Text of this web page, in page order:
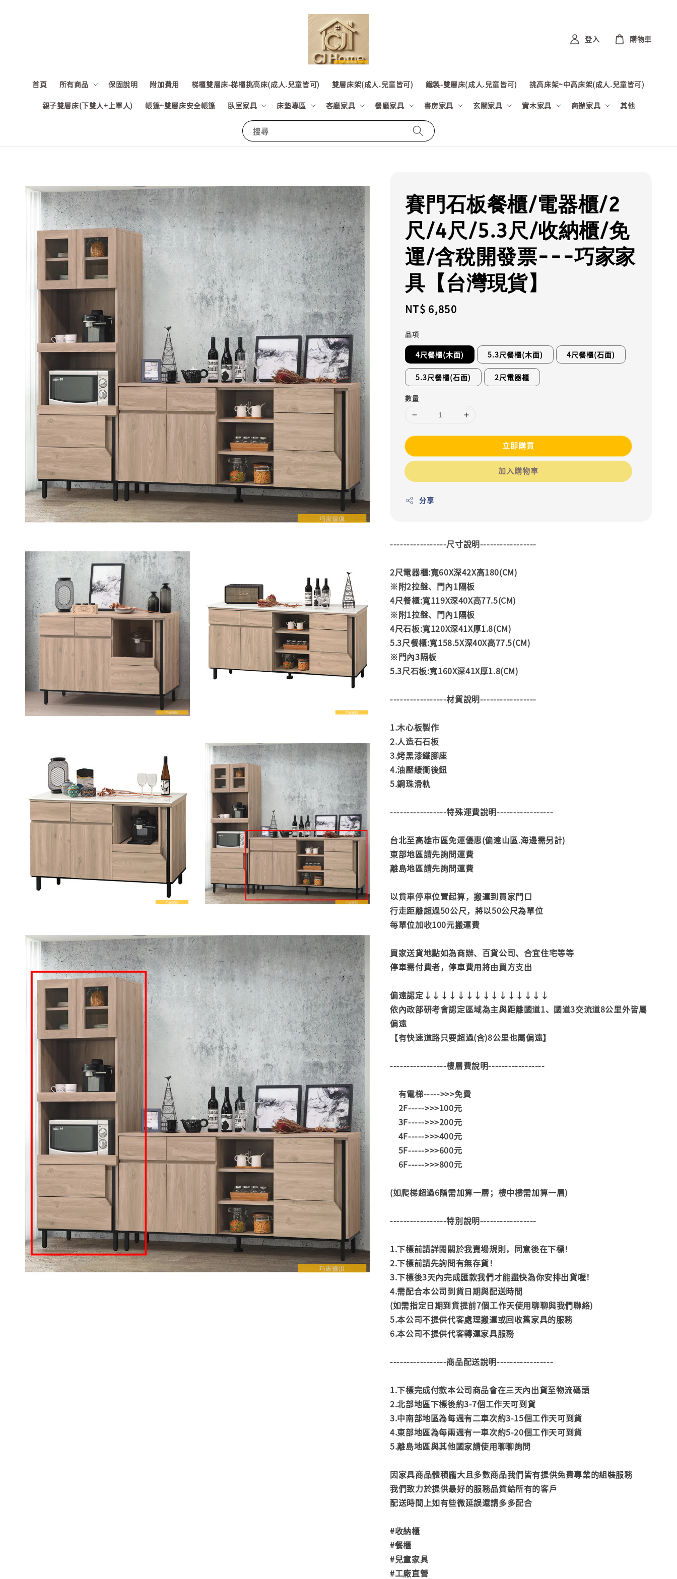
搜尋
首頁 所有商品 保固說明 附加費用 梯櫃雙層床-梯櫃挑高床(成人.兒童皆可) 雙層床架(成人.兒童皆可) 鐵製-雙層床(成人.兒童皆可) 挑高床架~中高床架(成人.兒童皆可)
親子雙層床(下雙人+上單人) 帳篷~雙層床安全帳篷 臥室家具 床墊專區 客廳家具 餐廳家具 書房家具 玄關家具 實木家具 商辦家具 其他
登入 購物車
賽門石板餐櫃/電器櫃/2
尺/4尺/5.3尺/收納櫃/免
運/含稅開發票---巧家家
具【台灣現貨】
Regular
NT$ 6,850
品項
4尺餐櫃(木面) 5.3尺餐櫃(木面) 4尺餐櫃(石面)
5.3尺餐櫃(石面) 2尺電器櫃
數量
立即購買
加入購物車
分享
-----------------尺寸說明-----------------
2尺電器櫃:寬60X深42X高180(CM)
※附2拉盤、門內1隔板
4尺餐櫃:寬119X深40X高77.5(CM)
※附1拉盤、門內1隔板
4尺石板:寬120X深41X厚1.8(CM)
5.3尺餐櫃:寬158.5X深40X高77.5(CM)
※門內3隔板
5.3尺石板:寬160X深41X厚1.8(CM)
-----------------材質說明-----------------
1.木心板製作
2.人造石石板
3.烤黑漆鐵腳座
4.油壓緩衝後鈕
5.鋼珠滑軌
-----------------特殊運費說明-----------------
台北至高雄市區免運優惠(偏遠山區.海邊需另計)
東部地區請先詢問運費
離島地區請先詢問運費
以貨車停車位置起算，搬運到買家門口
行走距離超過50公尺，將以50公尺為單位
每單位加收100元搬運費
買家送貨地點如為商辦、百貨公司、合宜住宅等等
停車需付費者，停車費用將由買方支出
偏遠認定↓↓↓↓↓↓↓↓↓↓↓↓↓↓↓
依內政部研考會認定區域為主與距離國道1、國道3交流道8公里外皆屬
偏遠
【有快速道路只要超過(含)8公里也屬偏遠】
-----------------樓層費說明-----------------
有電梯----->>>免費
2F----->>>100元
3F----->>>200元
4F----->>>400元
5F----->>>600元
6F----->>>800元
(如爬梯超過6階需加算一層；樓中樓需加算一層)
-----------------特別說明-----------------
1.下標前請詳閱關於我賣場規則，同意後在下標！
2.下標前請先詢問有無存貨！
3.下標後3天內完成匯款我們才能盡快為你安排出貨喔！
4.需配合本公司到貨日期與配送時間
(如需指定日期到貨提前7個工作天使用聊聊與我們聯絡)
5.本公司不提供代客處理搬運或回收舊家具的服務
6.本公司不提供代客轉運家具服務
-----------------商品配送說明-----------------
1.下標完成付款本公司商品會在三天內出貨至物流碼頭
2.北部地區下標後約3-7個工作天可到貨
3.中南部地區為每週有二車次約3-15個工作天可到貨
4.東部地區為每兩週有一車次約5-20個工作天可到貨
5.離島地區與其他國家請使用聊聊詢問
因家具商品體積龐大且多數商品我們皆有提供免費專業的組裝服務
我們致力於提供最好的服務品質給所有的客戶
配送時間上如有些微延誤還請多多配合
#收納櫃
#餐櫃
#兒童家具
#工廠直營